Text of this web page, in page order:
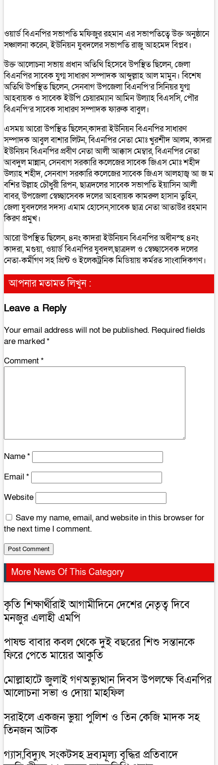
ওয়ার্ড বিএনপির সভাপতি মফিজুর রহমান এর সভাপতিত্বে উক্ত অনুষ্ঠানে
সঞ্চালনা করেন, ইউনিয়ন যুবদলের সভাপতি রাজু আহমেদ বিপ্লব।
উক্ত আলোচনা সভায় প্রধান অতিথি হিসেবে উপস্থিত ছিলেন, জেলা
বিএনপির সাবেক যুগ্ম সাধারণ সম্পাদক আব্দুল্লাহ আল মামুন। বিশেষ
অতিথি উপস্থিত ছিলেন, সেনবাগ উপজেলা বিএনপি’র সিনিয়র যুগ্ম
আহবায়ক ও সাবেক ইউপি চেয়ারম্যান আমিন উল্যাহ বিএসসি, পৌর
বিএনপি’র সাবেক সাধারণ সম্পাদক ফারুক বাবুল।
এসময় আরো উপস্থিত ছিলেন,কাদরা ইউনিয়ন বিএনপির সাধারণ
সম্পাদক আবুল বাশার লিটন, বিএনপির নেতা মোঃ খুরশীদ আলম, কাদরা
ইউনিয়ন বিএনপির প্রবীণ নেতা আলী আক্কাস মেম্বার, বিএনপির নেতা
আবদুল মান্নান, সেনবাগ সরকারি কলেজের সাবেক জিএস মোঃ শহীদ
উল্যাহ শহীদ, সেনবাগ সরকারি কলেজের সাবেক জিএস আলহাজ্ব আ জ ম
বশির উল্লাহ চৌধুরী রিপন, ছাত্রদলের সাবেক সভাপতি ইয়াসিন আলী
বাবর, উপজেলা স্বেচ্ছাসেবক দলের আহবায়ক কামরুল হাসান তুহিন,
জেলা যুবদলের সদস্য এমাম হোসেন,সাবেক ছাত্র নেতা আতাউর রহমান
কিরণ প্রমুখ।
আরো উপস্থিত ছিলেন, ৪নং কাদরা ইউনিয়ন বিএনপির অধীনস্হ ৪নং
কাদরা, মগুয়া, ওয়ার্ড বিএনপির যুবদল,ছাত্রদল ও স্বেচ্ছাসেবক দলের
নেতা-কর্মীগণ সহ প্রিন্ট ও ইলেকট্রনিক মিডিয়ায় কর্মরত সাংবাদিকগণ।
আপনার মতামত লিখুন :
Leave a Reply
Your email address will not be published. Required fields
are marked*
Comment*
Name*
Email *
Website
Save my name, email, and website in this browser for
the next time I comment.
More News Of This Category
কৃতি শিক্ষার্থীরাই আগামীদিনে দেশের নেতৃত্ব দিবে
মনজুর এলাহী এমপি
পাষন্ড বাবার কবল থেকে দুই বছরের শিশু সন্তানকে
ফিরে পেতে মায়ের আকুতি
মোল্লাহাটে জুলাই গণঅভ্যুত্থান দিবস উপলক্ষে বিএনপির
আলোচনা সভা ও দোয়া মাহফিল
সরাইলে একজন ভুয়া পুলিশ ও তিন কেজি মাদক সহ
তিনজন আটক
গ্যাস,বিদ্যুৎ সংকটসহ দ্রব্যমূল্য বৃদ্ধির প্রতিবাদে